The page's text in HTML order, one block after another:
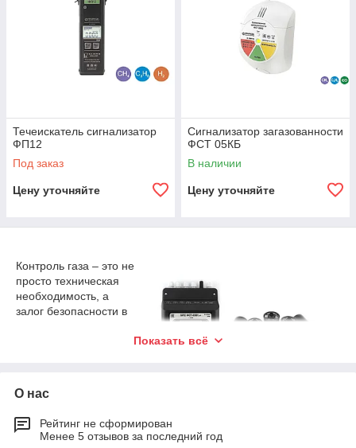
Течеискатель сигнализатор
ФП12
Под заказ
Цену уточняйте
Сигнализатор загазованности
ФСТ 05КБ
В наличии
Цену уточняйте
Контроль газа – это не
просто техническая
необходимость, а
залог безопасности в
датчики реализуют
оперативное выявление потенциальных угроз и
предотвращение чрезвычайных ситуаций.
Показать всё
О нас
Рейтинг не сформирован
Менее 5 отзывов за последний год